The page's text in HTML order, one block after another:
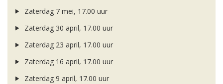
Zaterdag 7 mei, 17.00 uur
Zaterdag 30 april, 17.00 uur
Zaterdag 23 april, 17.00 uur
Zaterdag 16 april, 17.00 uur
Zaterdag 9 april, 17.00 uur